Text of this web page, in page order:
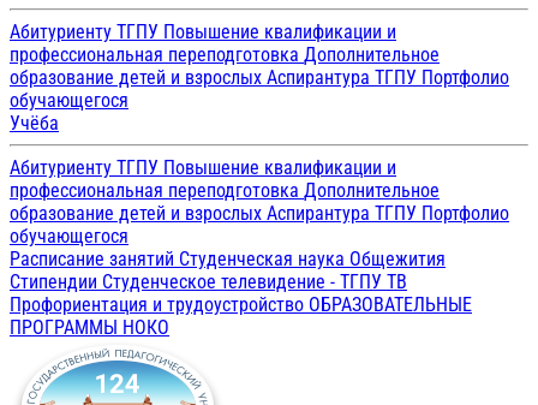
Абитуриенту ТГПУ Повышение квалификации и
профессиональная переподготовка Дополнительное
образование детей и взрослых Аспирантура ТГПУ Портфолио
обучающегося
Учёба
Абитуриенту ТГПУ Повышение квалификации и
профессиональная переподготовка Дополнительное
образование детей и взрослых Аспирантура ТГПУ Портфолио
обучающегося
Расписание занятий Студенческая наука Общежития
Стипендии Студенческое телевидение - ТГПУ ТВ
Профориентация и трудоустройство ОБРАЗОВАТЕЛЬНЫЕ
ПРОГРАММЫ НОКО